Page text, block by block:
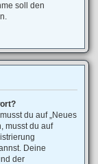
soll den
du auf „Neues
musst du auf
Deine
der